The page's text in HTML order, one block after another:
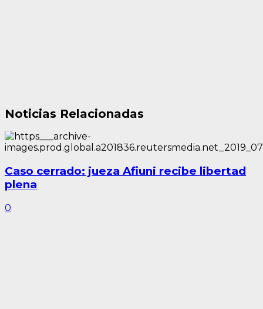
Noticias Relacionadas
Caso cerrado: jueza Afiuni recibe libertad
plena
0